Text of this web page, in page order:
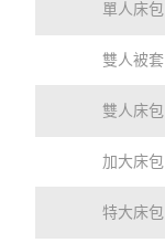
單人床包
雙人被套
雙人床包
加大床包
特大床包